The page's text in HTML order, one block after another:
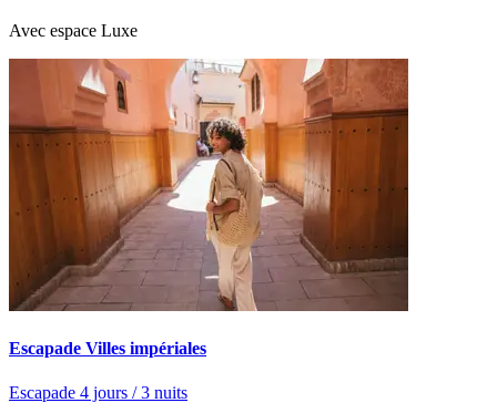
Avec espace Luxe
Escapade Villes impériales
Escapade 4 jours / 3 nuits